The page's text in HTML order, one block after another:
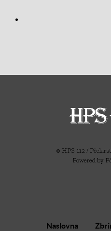
© HPS-112 /
Powered by
Naslovna